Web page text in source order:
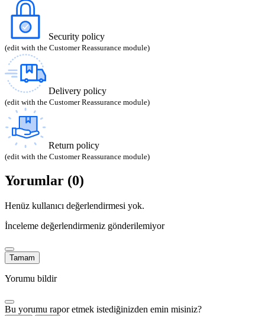
Security policy
(edit with the Customer Reassurance module)
Delivery policy
(edit with the Customer Reassurance module)
Return policy
(edit with the Customer Reassurance module)
Yorumlar (0)
Henüz kullanıcı değerlendirmesi yok.
İnceleme değerlendirmeniz gönderilemiyor
Tamam
Yorumu bildir
Bu yorumu rapor etmek istediğinizden emin misiniz?